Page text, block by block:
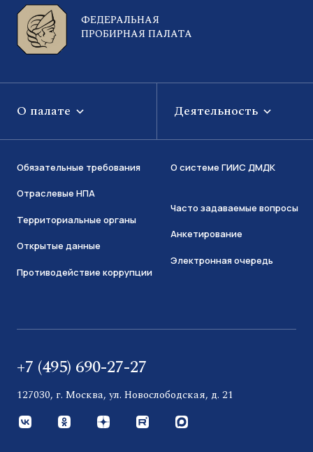
ФЕДЕРАЛЬНАЯ
ПРОБИРНАЯ ПАЛАТА
О палате Деятельность
Обязательные требования
Отраслевые НПА
Территориальные органы
Открытые данные
Противодействие коррупции
О системе ГИИС ДМДК
Часто задаваемые вопросы
Анкетирование
Электронная очередь
+7 (495) 690-27-27
127030, г. Москва, ул. Новослободская, д. 21